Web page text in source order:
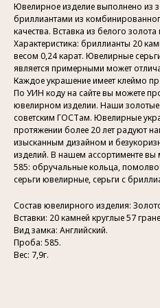
Ювелирное изделие выполнено из
бриллиантами из
качества. Вставка из белого
Характеристика: бриллианты 20
весом 0,24 карат. Ювелирные
является примерными может
Каждое украшение имеет клеймо
По УИН коду на сайте вы можете
ювелирном изделии. Наши
советским ГОСТам. Ювелирные
протяжении более 20 лет радуют
изысканным дизайном и
изделий. В нашем ассортименте вы
585: обручальные кольца,
серьги ювелирные, серьги с
Состав ювелирного изделия:
Вставки: 20 камней круглые 57
Вид замка: Английский.
Проба: 585.
Вес: 7,9г.